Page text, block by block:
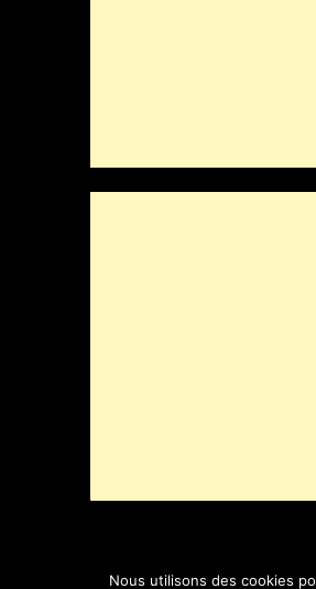
Nous utilisons des cookies